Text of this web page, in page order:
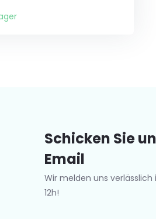
Schicken Sie
Email
Wir melden uns verlässlich
12h!